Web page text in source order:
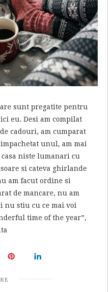
sunt pregatite pentru
eu. Desi am compilat
cadouri, am cumparat
unul, am mai
niste lumanari cu
si cateva ghirlande
am facut ordine si
de mancare, nu am
nu stiu cu ce mai voi
time of the year”,